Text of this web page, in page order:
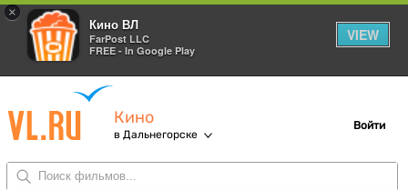
×
Кино ВЛ
FarPost LLC
FREE - In Google Play
VIEW
Кино
в Дальнегорске
Войти